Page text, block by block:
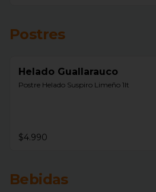
Postres
Helado Guallarauco
Postre Helado Suspiro Limeño 1lt
$4.990
Bebidas